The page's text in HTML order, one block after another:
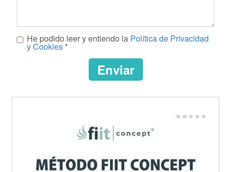
Mensaje
* He podido leer y entiendo la Política de Privacidad
y Cookies *
human
visitor
Enviar